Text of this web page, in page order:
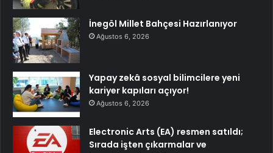
İnegöl Millet Bahçesi Hazırlanıyor
Ağustos 6, 2026
Yapay zekâ sosyal bilimcilere yeni
kariyer kapıları açıyor!
Ağustos 6, 2026
Electronic Arts (EA) resmen satıldı;
Sırada işten çıkarmalar ve